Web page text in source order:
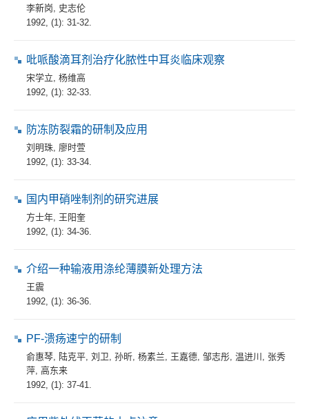
李新岗
史志伦
1992, (1): 31-32.
吡哌酸滴耳剂治疗化脓性中耳炎临床观察
宋学立 杨维高
1992, (1): 32-33.
防冻防裂霜的研制及应用
刘明珠 廖时萱
1992, (1): 33-34.
国内甲硝唑制剂的研究进展
方士年 王阳奎
1992, (1): 34-36.
介绍一种输液用涤纶薄膜新处理方法
王震
1992, (1): 36-36.
PF-溃疡速宁的研制
俞惠琴 陆克平 刘卫 孙昕 杨素兰 王嘉德 邹志彤 温进川
张秀
萍 高东来
1992, (1): 37-41.